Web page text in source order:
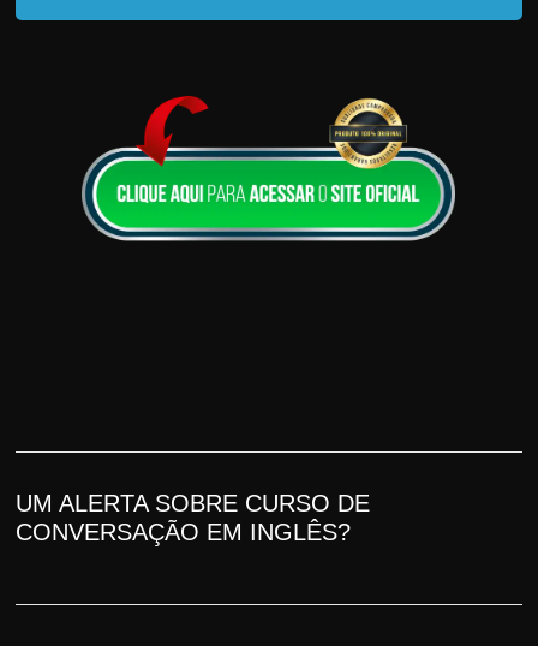
UM ALERTA SOBRE CURSO DE
CONVERSAÇÃO EM INGLÊS?